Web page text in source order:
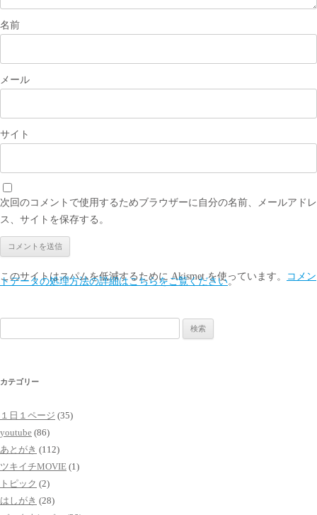
名前
メール
サイト
次回のコメントで使用するためブラウザーに自分の名前、メールアドレ
ス、サイトを保存する。
このサイトはスパムを低減するために Akismet を使っています。 コメン
トデータの処理方法の詳細はこちらをご覧ください。
索:
カテゴリー
１日１ページ (35)
youtube (86)
あとがき (112)
ツキイチMOVIE (1)
トピック (2)
はしがき (28)